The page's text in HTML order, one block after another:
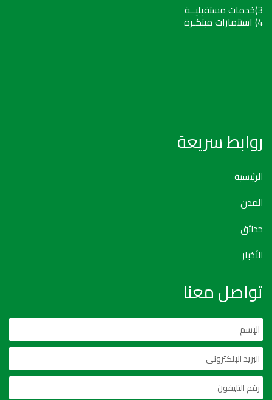
3)خدمات مستقبليــة
4) استثمارات مبتكـرة
روابط سريعة
الرئيسية
المدن
حدائق
الأخبار
تواصل معنا